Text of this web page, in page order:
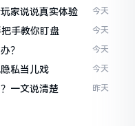
家说说真实体验 今天
手教你盯盘 今天
？ 今天
私当儿戏 今天
一文说清楚 昨天